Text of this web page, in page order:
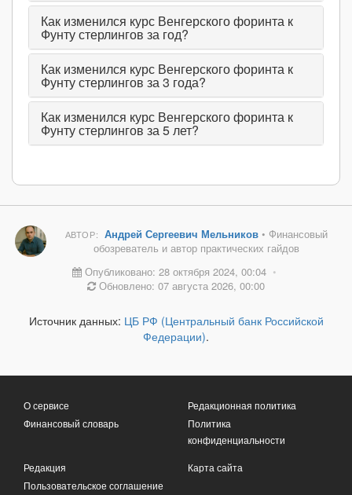
Как изменился курс Венгерского форинта к
Фунту стерлингов за год?
Как изменился курс Венгерского форинта к
Фунту стерлингов за 3 года?
Как изменился курс Венгерского форинта к
Фунту стерлингов за 5 лет?
АВТОР: Андрей Сергеевич Мельников• Финансовый
обозреватель и автор практических гайдов
Опубликовано: 28 октября 2024, 00:04 •
Обновлено: 07 августа 2026, 00:00
Источник данных: ЦБ РФ (Центральный банк Российской
Федерации).
О сервисе
Финансовый словарь
Редакционная политика
Политика
конфиденциальности
Редакция
Пользовательское соглашение
Карта сайта